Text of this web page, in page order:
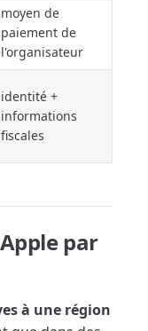
moyen de
paiement de
l'organisateur
identité +
informations
fiscales
par
à une région